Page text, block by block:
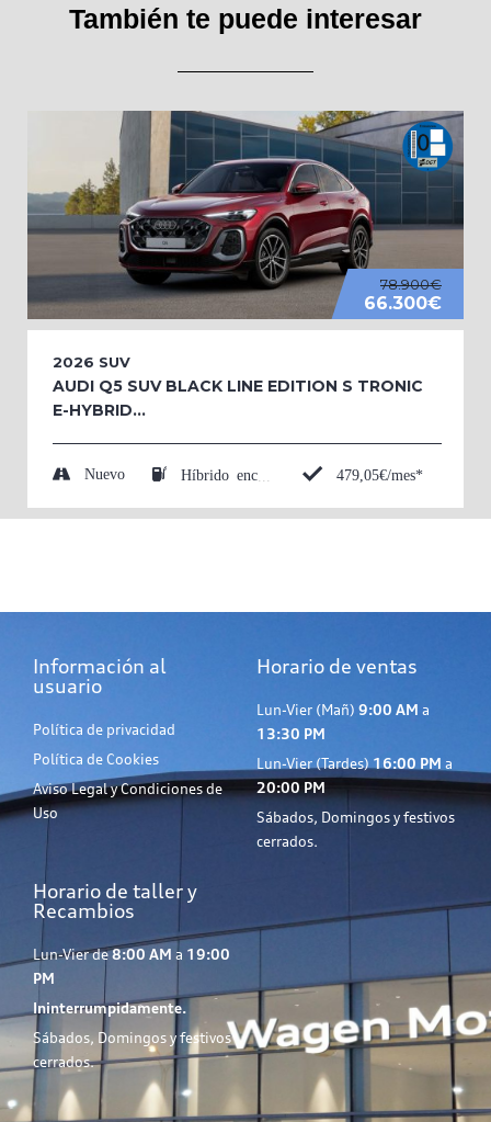
También te puede interesar
78.900€
66.300€
2026 SUV
AUDI Q5 SUV BLACK LINE EDITION S TRONIC
E-HYBRID...
Nuevo 479,05€/mes*
Información al
usuario
Política de privacidad
Política de Cookies
Aviso Legal y Condiciones de
Uso
Horario de ventas
Lun-Vier (Mañ) 9:00 AM a
13:30 PM
Lun-Vier (Tardes)16:00 PM a
20:00 PM
Sábados, Domingos y festivos
cerrados.
Horario de taller y
Recambios
Lun-Vier de8:00 AM a 19:00
PM
Ininterrumpidamente.
Sábados, Domingos y festivos
cerrados.